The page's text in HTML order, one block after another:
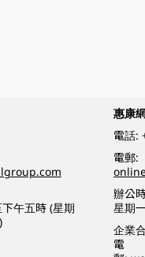
午五時 (星期
惠康
電話:
電郵:
辦公
星期
企業
電